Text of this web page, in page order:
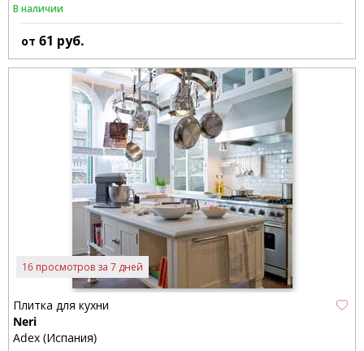
В наличии
от 61 руб.
16 просмотров за 7 дней
Плитка для кухни
Neri
Adex (Испания)